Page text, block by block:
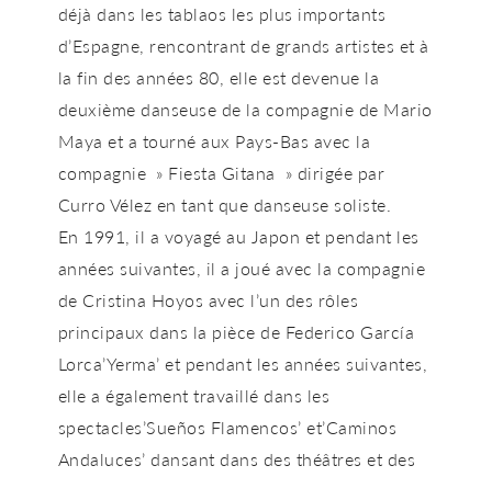
déjà dans les tablaos les plus importants
d’Espagne, rencontrant de grands artistes et à
la fin des années 80, elle est devenue la
deuxième danseuse de la compagnie de Mario
Maya et a tourné aux Pays-Bas avec la
compagnie » Fiesta Gitana » dirigée par
Curro Vélez en tant que danseuse soliste.
En 1991, il a voyagé au Japon et pendant les
années suivantes, il a joué avec la compagnie
de Cristina Hoyos avec l’un des rôles
principaux dans la pièce de Federico García
Lorca’Yerma’ et pendant les années suivantes,
elle a également travaillé dans les
spectacles’Sueños Flamencos’ et’Caminos
Andaluces’ dansant dans des théâtres et des